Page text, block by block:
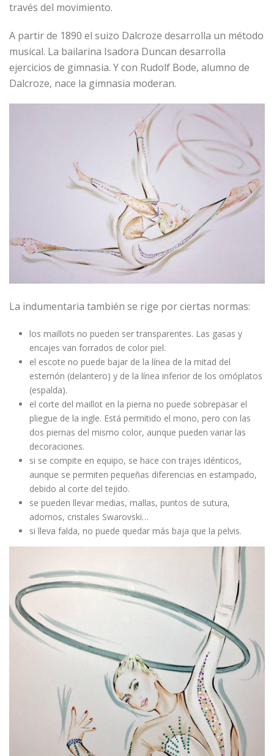
través del movimiento.
A partir de 1890 el suizo Dalcroze desarrolla un método
musical. La bailarina Isadora Duncan desarrolla
ejercicios de gimnasia. Y con Rudolf Bode, alumno de
Dalcroze, nace la gimnasia moderan.
La indumentaria también se rige por ciertas normas:
los maillots no pueden ser transparentes. Las gasas y
encajes van forrados de color piel.
el escote no puede bajar de la línea de la mitad del
esternón (delantero) y de la línea inferior de los omóplatos
(espalda).
el corte del maillot en la pierna no puede sobrepasar el
pliegue de la ingle. Está permitido el mono, pero con las
dos piernas del mismo color, aunque pueden variar las
decoraciones.
si se compite en equipo, se hace con trajes idénticos,
aunque se permiten pequeñas diferencias en estampado,
debido al corte del tejido.
se pueden llevar medias, mallas, puntos de sutura,
adornos, cristales Swarovski…
si lleva falda, no puede quedar más baja que la pelvis.